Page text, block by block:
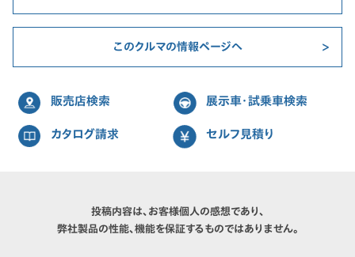
このクルマの情報ページへ
販売店検索 展示車・試乗車検索
カタログ請求 セルフ見積り
投稿内容は、お客様個人の感想であり、
弊社製品の性能、機能を保証するものではありません。